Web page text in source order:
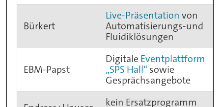
Bürkert
Live-Präsentation von
Automatisierungs-und
Fluidiklösungen
EBM-Papst
Digitale Eventplattform
„SPS Hall“sowie
Gesprächsangebote
kein Ersatzprogramm